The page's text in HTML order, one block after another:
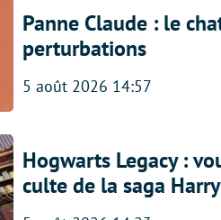
Panne Claude : le
perturbations
5 août 2026 14:57
Hogwarts Legacy :
culte de la saga